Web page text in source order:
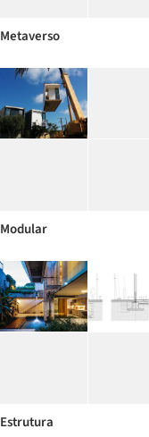
Metaverso
Modular
Estrutura